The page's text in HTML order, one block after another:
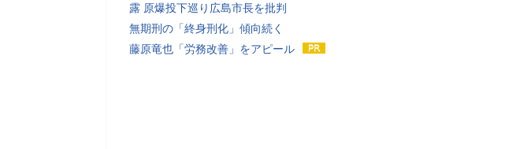
露 原爆投下巡り広島市長を批判
無期刑の「終身刑化」傾向続く
藤原竜也「労務改善」をアピール